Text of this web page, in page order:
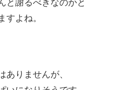
と謝るべきなのかと
すよね。
ありませんが、